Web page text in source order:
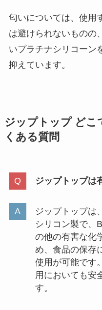
匂いについては、使用
は避けられないものの
いプラチナシリコーン
抑えています。
ジップトップ どこ
くある質問
ジップトップは
ジップトップは
シリコン製で、
の他の有害な化
め、食品の保存
使用が可能です
用においても安
す。